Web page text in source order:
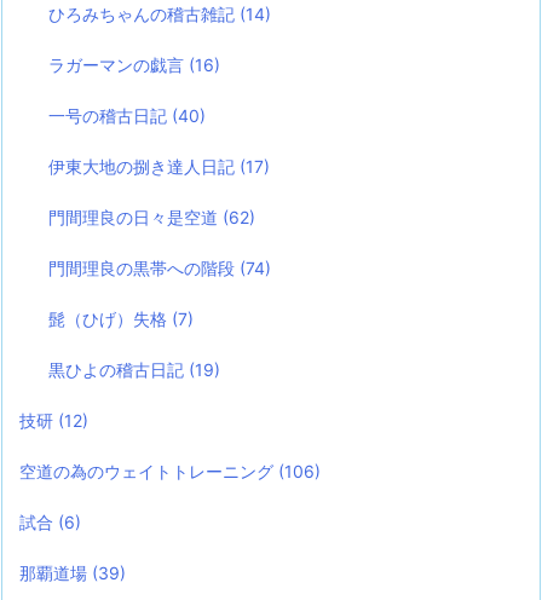
ひろみちゃんの稽古雑記 (14)
ラガーマンの戯言 (16)
一号の稽古日記 (40)
伊東大地の捌き達人日記 (17)
門間理良の日々是空道 (62)
門間理良の黒帯への階段 (74)
髭（ひげ）失格 (7)
黒ひよの稽古日記 (19)
技研 (12)
空道の為のウェイトトレーニング (106)
試合 (6)
那覇道場 (39)